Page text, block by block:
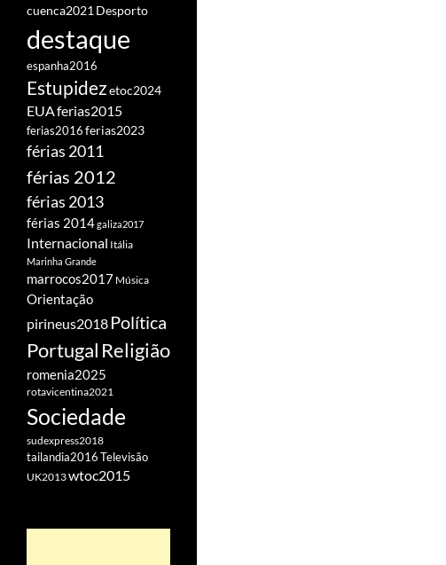
cuenca2021 Desporto
destaque
espanha2016
Estupidezetoc2024
EUAferias2015
ferias2016ferias2023
férias 2011
férias 2012
férias 2013
férias 2014galiza2017
Internacional Itália
Marinha Grande
marrocos2017 Música
Orientação
pirineus2018 Política
Portugal Religião
romenia2025
rotavicentina2021
Sociedade
sudexpress2018
tailandia2016Televisão
UK2013wtoc2015